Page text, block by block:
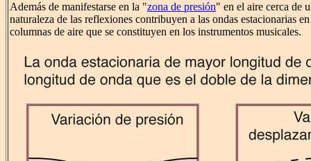
Además de manifestarse en la "zona de presión" en el aire cerca de
naturaleza de las reflexiones contribuyen a las ondas estacionarias
columnas de aire que se constituyen en los instrumentos musicales.